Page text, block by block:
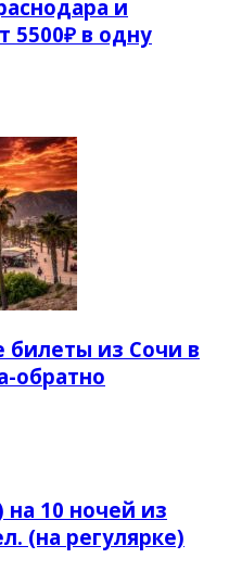
и
5500₽ в одну
из Сочи в
обратно
10 ночей из
(на регулярке)